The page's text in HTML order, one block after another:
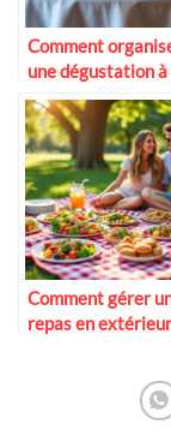
Comment
une dégustation à
maison
Comment gérer
repas en